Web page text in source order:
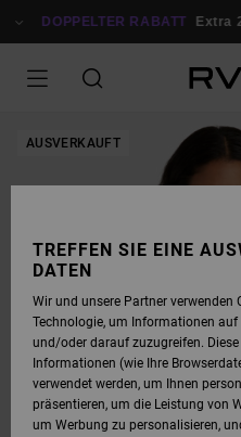
ZUR
DOPPELTER RABATT Extra
AUSVERKAUFT
TREFFEN SIE EINE
DATEN
Wir und unsere Partner verwenden
Technologie, um Informationen auf
und/oder darauf zuzugreifen.
Informationen (wie Ihre
verwendet werden, um Ihnen
präsentieren, um die Leistung von
um Werbung zu personalisieren,